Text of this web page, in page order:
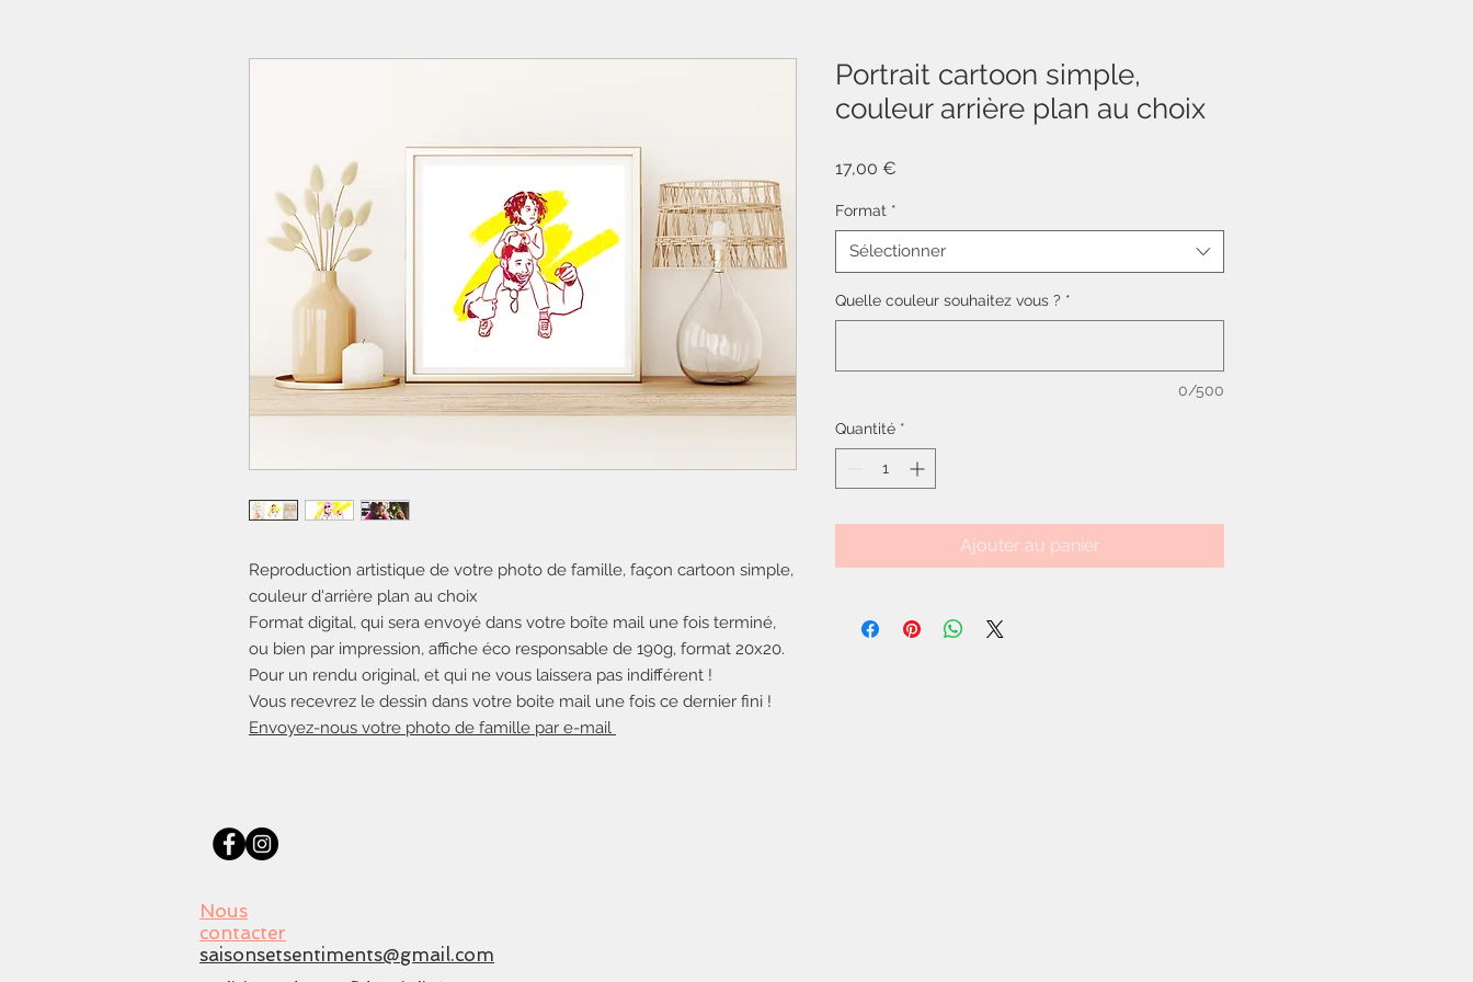
Reproduction artistique de votre photo de famille, façon cartoon simple,
couleur d'arrière plan au choix
Format digital, qui sera envoyé dans votre boîte mail une fois terminé,
ou bien par impression, affiche éco responsable de 190g, format 20x20.
Pour un rendu original, et qui ne vous laissera pas indifférent !
Vous recevrez le dessin dans votre boite mail une fois ce dernier fini !
Envoyez-nous votre photo de famille par e-mail
Portrait cartoon simple,
couleur arrière plan au choix
17,00 €
Format *
Sélectionner
Quelle couleur souhaitez vous ? *
0/500
Quantité *
Ajouter au panier
Nous
contacter
saisonsetsentiments@gmail.com